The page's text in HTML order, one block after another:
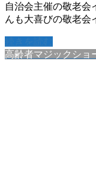
自治会主催の敬老会
んも大喜びの敬老会
高齢者マジックショ